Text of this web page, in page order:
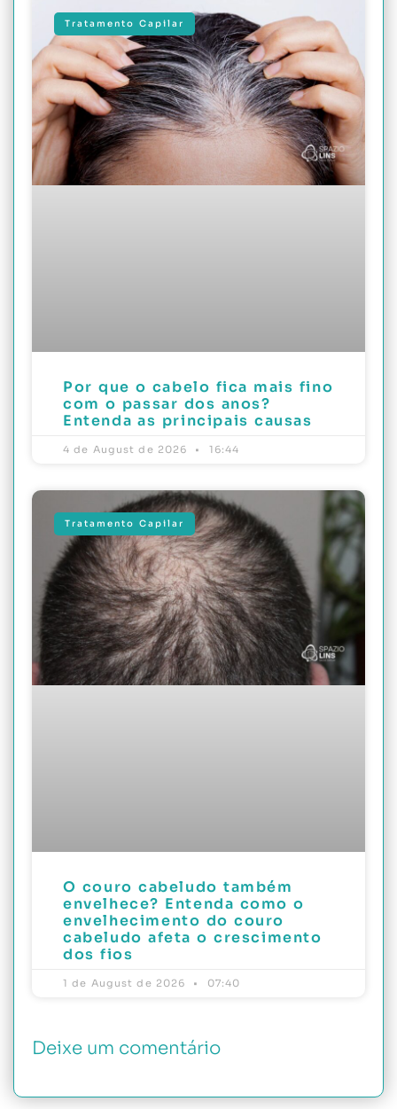
Tratamento Capilar
Por que o cabelo fica mais fino
com o passar dos anos?
Entenda as principais causas
4 de August de 2026 16:44
Tratamento Capilar
O couro cabeludo também
envelhece? Entenda como o
envelhecimento do couro
cabeludo afeta o crescimento
dos fios
1 de August de 2026 07:40
Deixe um comentário